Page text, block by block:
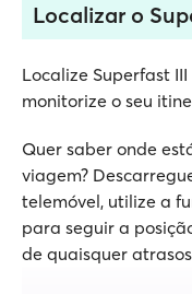
Localizar o
Localize Superfast
monitorize o seu
Quer saber onde
viagem?
telemóvel, utilize a
para seguir a
de quaisquer